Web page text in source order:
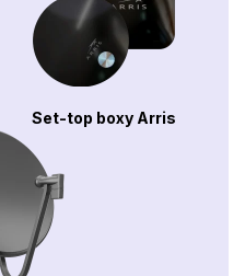
Set-top boxy Arris